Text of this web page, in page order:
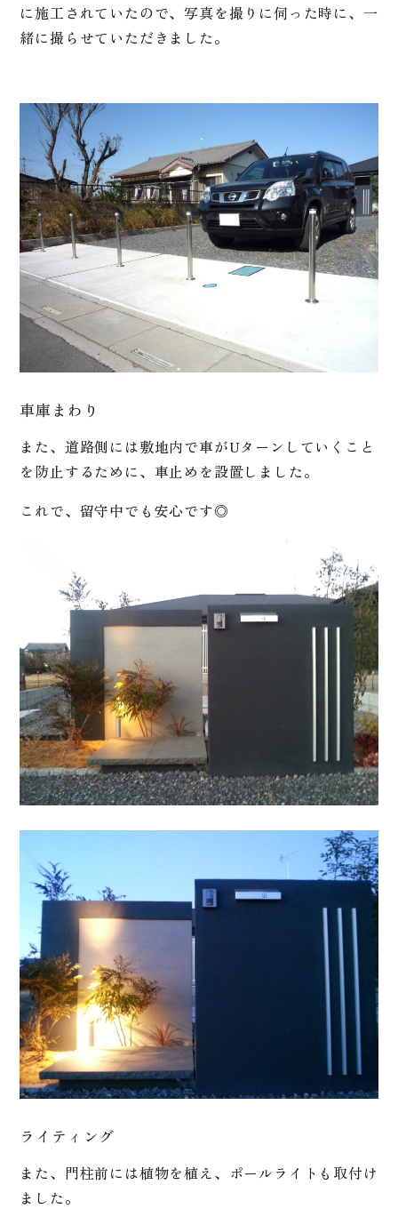
に施工されていたので、写真を撮りに伺った時に、一
緒に撮らせていただきました。
車庫まわり
また、道路側には敷地内で車がUターンしていくこと
を防止するために、車止めを設置しました。
これで、留守中でも安心です◎
ライティング
また、門柱前には植物を植え、ポールライトも取付け
ました。